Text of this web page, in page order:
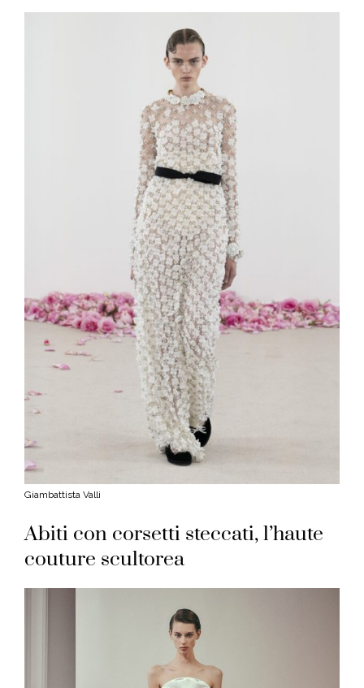
Giambattista Valli
Abiti con corsetti steccati, l’haute
couture scultorea